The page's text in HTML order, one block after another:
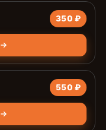
350 ₽
550 ₽